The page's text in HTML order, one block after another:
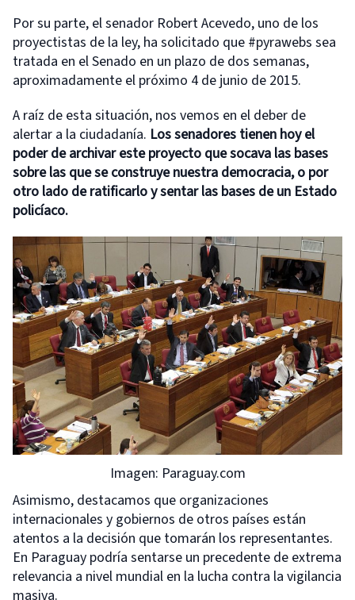
Por su parte, el senador Robert Acevedo, uno de los
proyectistas de la ley, ha solicitado que #pyrawebs sea
tratada en el Senado en un plazo de dos semanas,
aproximadamente el próximo 4 de junio de 2015.
A raíz de esta situación, nos vemos en el deber de
alertar a la ciudadanía. Los senadores tienen hoy el
poder de archivar este proyecto que socava las bases
sobre las que se construye nuestra democracia, o por
otro lado de ratificarlo y sentar las bases de un Estado
policíaco.
Imagen: Paraguay.com
Asimismo, destacamos que organizaciones
internacionales y gobiernos de otros países están
atentos a la decisión que tomarán los representantes.
En Paraguay podría sentarse un precedente de extrema
relevancia a nivel mundial en la lucha contra la vigilancia
masiva.